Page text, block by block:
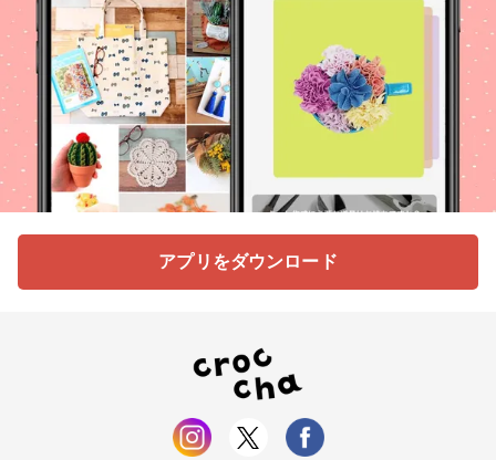
アプリをダウンロード